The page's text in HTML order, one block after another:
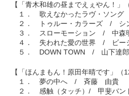
【「青木和雄の昼までえぇやん！」
１． 歌えなかったラヴ・ソン
２． トゥルー・カラーズ / シ
３． スローモーション / 中森
４． 失われた愛の世界 / ビー
５． DOWN TOWN / 山下達郎
【「ほんまもん！原田年晴です」（
１． 夢の中へ / 斉藤 由貴
２． 感触（タッチ）/ 甲斐バン